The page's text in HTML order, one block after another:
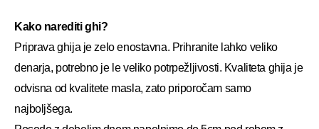
Kako narediti ghi?
Priprava ghija je zelo enostavna. Prihranite lahko veliko
denarja, potrebno je le veliko potrpežljivosti. Kvaliteta ghija je
odvisna od kvalitete masla, zato priporočam samo
najboljšega.